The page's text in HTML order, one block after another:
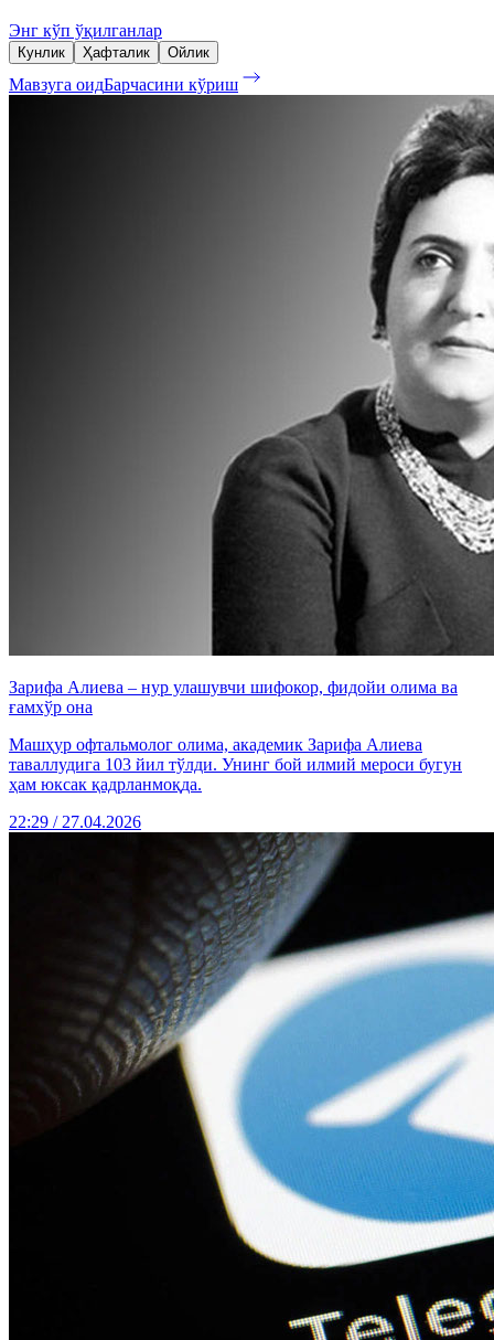
Энг кўп ўқилганлар
Кунлик Ҳафталик Ойлик
Мавзуга оидБарчасини кўриш
Зарифа Алиева – нур улашувчи шифокор, фидойи олима ва
ғамхўр она
Машҳур офтальмолог олима, академик Зарифа Алиева
таваллудига 103 йил тўлди. Унинг бой илмий мероси бугун
ҳам юксак қадрланмоқда.
22:29 / 27.04.2026